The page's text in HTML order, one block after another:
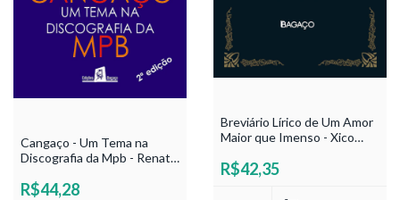
Cangaço - Um Tema na
Discografia da Mpb - Renato
R$44,28
Breviário Lírico de Um Amor
Maior que Imenso - Xico
R$42,35